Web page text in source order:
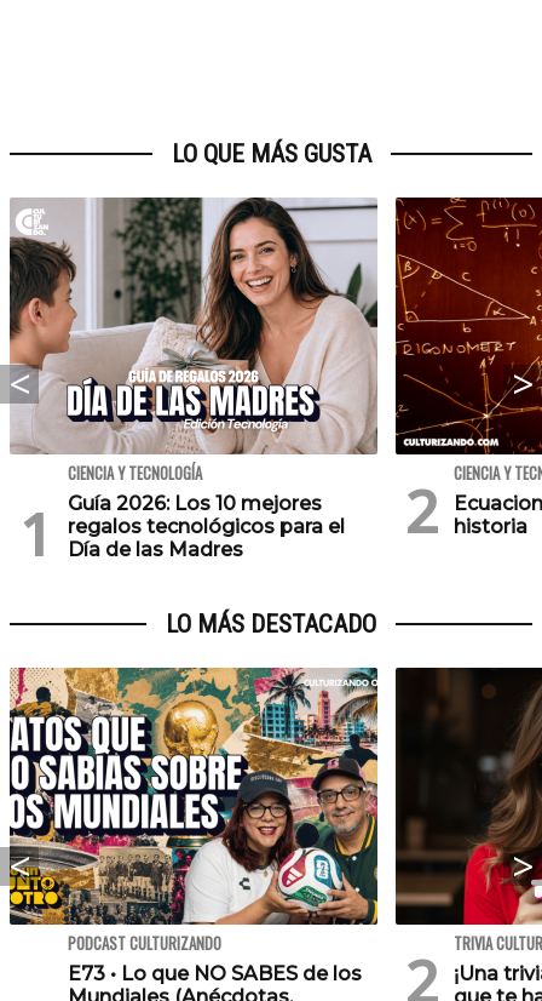
LO QUE MÁS GUSTA
CIENCIA Y TECNOLOGÍA
Guía 2026: Los 10 mejores
regalos tecnológicos para el
Día de las Madres
CIENCIA Y
historia
LO MÁS DESTACADO
PODCAST CULTURIZANDO
E73 • Lo que NO SABES de los
TRIVIA
¡Una